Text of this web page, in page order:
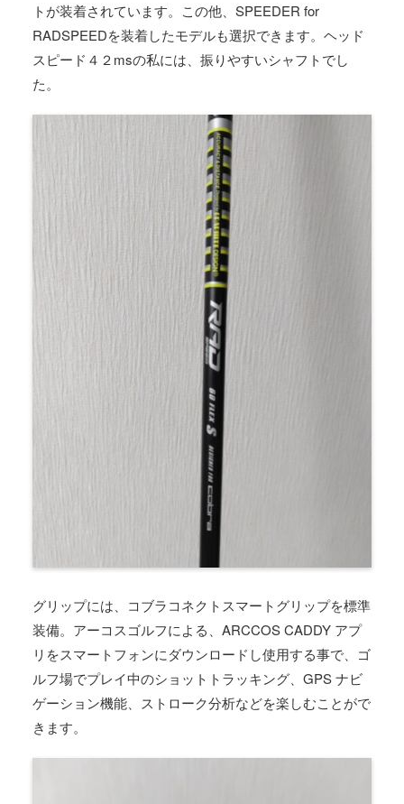
トが装着されています。この他、SPEEDER for
RADSPEEDを装着したモデルも選択できます。ヘッド
スピード４２msの私には、振りやすいシャフトでし
た。
グリップには、コブラコネクトスマートグリップを標準
装備。アーコスゴルフによる、ARCCOS CADDY アプ
リをスマートフォンにダウンロードし使用する事で、ゴ
ルフ場でプレイ中のショットトラッキング、GPS ナビ
ゲーション機能、ストローク分析などを楽しむことがで
きます。